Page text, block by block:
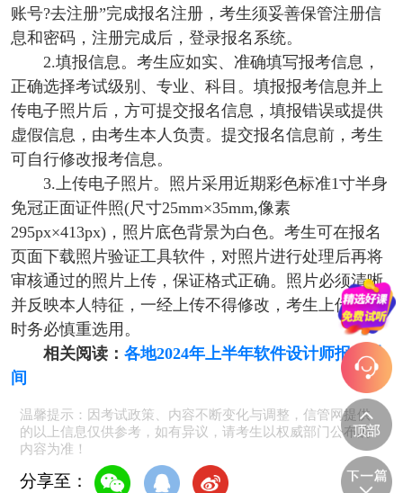
账号?去注册”完成报名注册，考生须妥善保管注册信
息和密码，注册完成后，登录报名系统。
2.填报信息。考生应如实、准确填写报考信息，
正确选择考试级别、专业、科目。填报报考信息并上
传电子照片后，方可提交报名信息，填报错误或提供
虚假信息，由考生本人负责。提交报名信息前，考生
可自行修改报考信息。
3.上传电子照片。照片采用近期彩色标准1寸半身
免冠正面证件照(尺寸25mm×35mm,像素
295px×413px)，照片底色背景为白色。考生可在报名
页面下载照片验证工具软件，对照片进行处理后再将
审核通过的照片上传，保证格式正确。照片必须清晰
并反映本人特征，一经上传不得修改，考生上传照片
时务必慎重选用。
相关阅读： 各地2024年上半年软件设计师报名时
间
温馨提示：因考试政策、内容不断变化与调整，信管网提供
的以上信息仅供参考，如有异议，请考生以权威部门公布的
内容为准！
分享至：